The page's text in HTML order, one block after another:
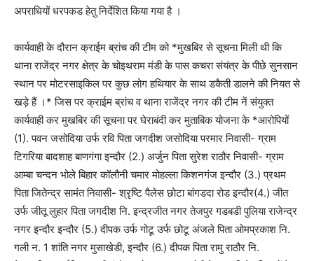
अपराधियों धरपकड हेतु निर्देशित किया गया है ।
कार्यवाही के दौरान क्राईम ब्रांच की टीम को *मुखबिर से सूचना मिली थी कि
थाना राजेंद्र नगर क्षेत्र के चोइथराम मंडी के पास कचरा संयंत्र के पीछे सुनसान
स्थान पर मोटरसाइकिल पर कुछ लोग हथियार के साथ डकैती डालने की नियत से
खड़े हैं ।* जिस पर क्राईम ब्रांच व थाना राजेंद्र नगर की टीम नें संयुक्त
कार्यवाही कर मुखबिर की सूचना पर घेराबंदी कर मुताबिक योजना के *आरोपियों
(1). पवन जसोदिया उर्फ रवि पिता जगदीश जसोदिया परमार निवासी- ग्राम
टिगरिया बादशाह बाणगंगा इन्दौर (2.) अर्जुन पिता सुरेश राठौर निवासी- ग्राम
आम्बा चन्दन भोले बिहार कॉलौनी चमार मोहल्ला किशनगंज इन्दौर (3.) प्रथम
पिता जितेन्द्र सामंत निवासी- श्रृष्टि पैलेस छोटा बांगडदा रोड इन्दौर(4.) जीत
उर्फ जीतू लुहार पिता जगदीश नि. इन्द्रजीत नगर तेजपुर गडबडी पुलिया राजेन्द्र
नगर इन्दौर इन्दौर (5.) दीपक उर्फ गोटू उर्फ छोटू अंजले पिता ओमप्रकाश नि.
गली न. 1 शांति नगर मुसाखेडी, इन्दौर (6.) दीपक पिता रामु राठौर नि.